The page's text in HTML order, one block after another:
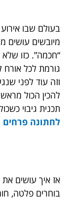
בעולם שבו
מיובשים
“חכמה”. כזו שלא
גורמת לכל
וזה עוד לפני
להכין הכול
תכנית גיבוי
לחתונה פרחים
אז איך עושים
בוחרים פלטה,